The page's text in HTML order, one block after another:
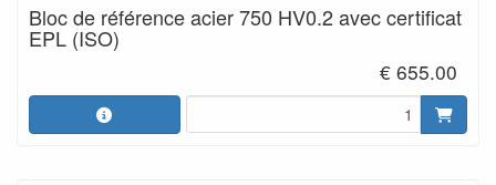
Bloc de référence acier 750 HV0.2 avec certificat
EPL (ISO)
€ 655.00